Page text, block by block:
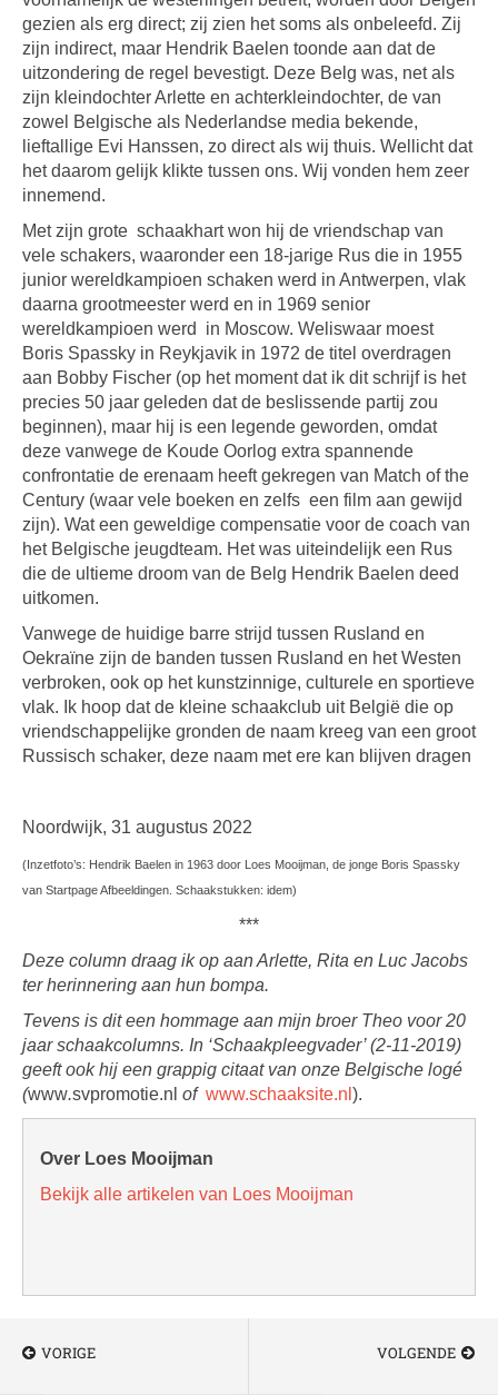
gezien als erg direct; zij zien het soms als onbeleefd. Zij
zijn indirect, maar Hendrik Baelen toonde aan dat de
uitzondering de regel bevestigt. Deze Belg was, net als
zijn kleindochter Arlette en achterkleindochter, de van
zowel Belgische als Nederlandse media bekende,
lieftallige Evi Hanssen, zo direct als wij thuis. Wellicht dat
het daarom gelijk klikte tussen ons. Wij vonden hem zeer
innemend.
Met zijn grote schaakhart won hij de vriendschap van
vele schakers, waaronder een 18-jarige Rus die in 1955
junior wereldkampioen schaken werd in Antwerpen, vlak
daarna grootmeester werd en in 1969 senior
wereldkampioen werd in Moscow. Weliswaar moest
Boris Spassky in Reykjavik in 1972 de titel overdragen
aan Bobby Fischer (op het moment dat ik dit schrijf is het
precies 50 jaar geleden dat de beslissende partij zou
beginnen), maar hij is een legende geworden, omdat
deze vanwege de Koude Oorlog extra spannende
confrontatie de erenaam heeft gekregen van Match of the
Century (waar vele boeken en zelfs een film aan gewijd
zijn). Wat een geweldige compensatie voor de coach van
het Belgische jeugdteam. Het was uiteindelijk een Rus
die de ultieme droom van de Belg Hendrik Baelen deed
uitkomen.
Vanwege de huidige barre strijd tussen Rusland en
Oekraïne zijn de banden tussen Rusland en het Westen
verbroken, ook op het kunstzinnige, culturele en sportieve
vlak. Ik hoop dat de kleine schaakclub uit België die op
vriendschappelijke gronden de naam kreeg van een groot
Russisch schaker, deze naam met ere kan blijven dragen
Noordwijk, 31 augustus 2022
(Inzetfoto’s: Hendrik Baelen in 1963 door Loes Mooijman, de jonge Boris Spassky
van Startpage Afbeeldingen. Schaakstukken: idem)
***
Deze column draag ik op aan Arlette, Rita en Luc Jacobs
ter herinnering aan hun bompa.
Tevens is dit een hommage aan mijn broer Theo voor 20
jaar schaakcolumns. In ‘Schaakpleegvader’ (2-11-2019)
geeft ook hij een grappig citaat van onze Belgische logé
(www.svpromotie.nl of www.schaaksite.nl ).
Over Loes Mooijman
Bekijk alle artikelen van Loes Mooijman
VORIGE VOLGENDE